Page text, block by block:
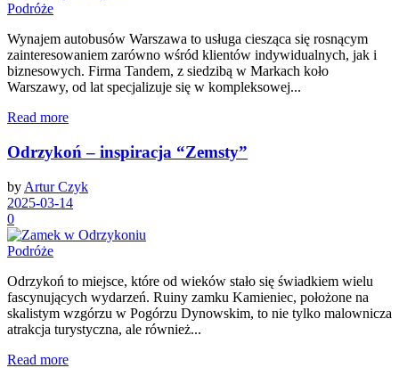
Podróże
Wynajem autobusów Warszawa to usługa ciesząca się rosnącym
zainteresowaniem zarówno wśród klientów indywidualnych, jak i
biznesowych. Firma Tandem, z siedzibą w Markach koło
Warszawy, od lat specjalizuje się w kompleksowej...
Read more
Odrzykoń – inspiracja “Zemsty”
by Artur Czyk
2025-03-14
0
Podróże
Odrzykoń to miejsce, które od wieków stało się świadkiem wielu
fascynujących wydarzeń. Ruiny zamku Kamieniec, położone na
skalistym wzgórzu w Pogórzu Dynowskim, to nie tylko malownicza
atrakcja turystyczna, ale również...
Read more